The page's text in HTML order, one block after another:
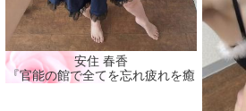
安住 春香
『官能の館で全てを忘れ疲れを癒そう🩷』